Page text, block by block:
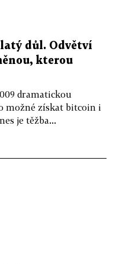
důl. Odvětví
kterou
dramatickou
možné získat bitcoin i
je těžba...